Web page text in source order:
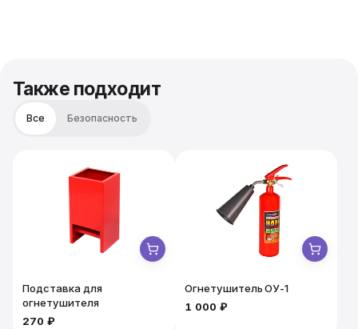
сумка и ваша уникальная графика.
Также подходит
Все Безопасность
Подставка для
огнетушителя
270 ₽
Огнетушитель ОУ-1
1 000 ₽